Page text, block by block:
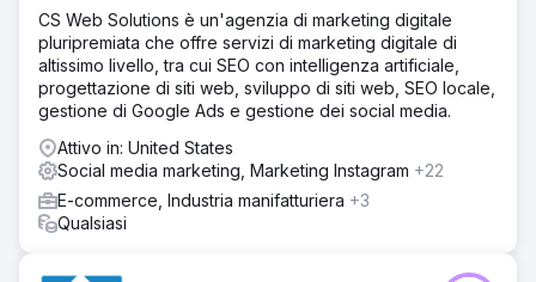
CS Web Solutions è un'agenzia di marketing digitale
pluripremiata che offre servizi di marketing digitale di
altissimo livello, tra cui SEO con intelligenza artificiale,
progettazione di siti web, sviluppo di siti web, SEO locale,
gestione di Google Ads e gestione dei social media.
Attivo in: United States
Social media marketing, Marketing Instagram +22
E-commerce, Industria manifatturiera +3
Qualsiasi